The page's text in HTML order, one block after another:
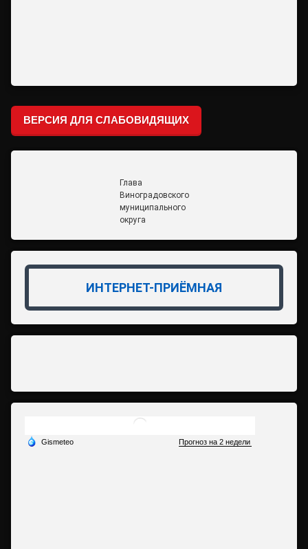
ВЕРСИЯ ДЛЯ СЛАБОВИДЯЩИХ
Глава
Виноградовского
муниципального
округа
ИНТЕРНЕТ-ПРИЁМНАЯ